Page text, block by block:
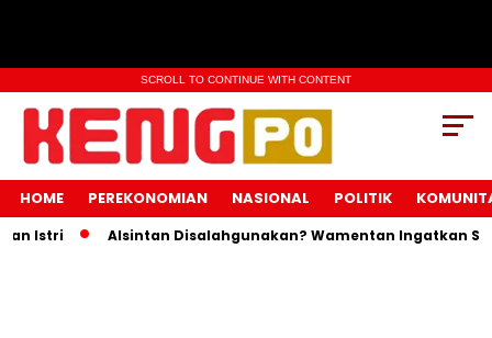
SCROLL TO CONTINUE WITH CONTENT
HOME PEREKONOMIAN NASIONAL POLITIK
Alsintan Disalahgunakan? Wamentan Ingatkan